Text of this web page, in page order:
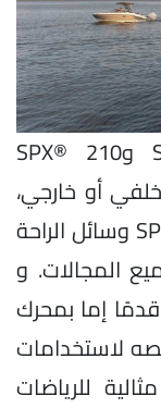
وتم تصميم القاربين SPX® 190 وSPX® 210
أو خارجي،
ليكونا محط أنظار الجميع . وتقدم SPX وسائل الراحة
المجالات. و
يتوفر القارب بطول 19 أو 21 أو 23 قدمًا إما بمحرك
لاستخدامات
للرياضات